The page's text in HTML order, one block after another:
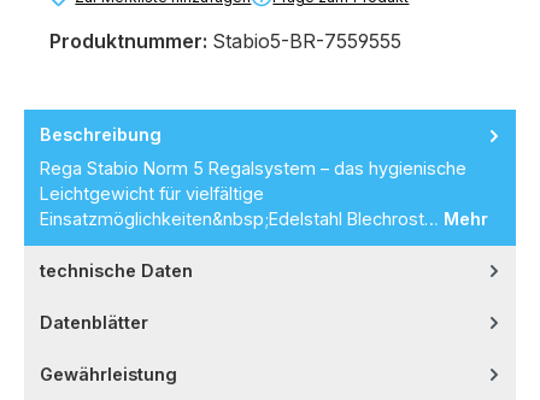
Produktnummer: Stabio5-BR-7559555
Beschreibung
Rega Stabio Norm 5 Regalsystem – das hygienische
Leichtgewicht für vielfältige
Einsatzmöglichkeiten&nbsp;Edelstahl Blechrost… Mehr
technische Daten
Datenblätter
Gewährleistung